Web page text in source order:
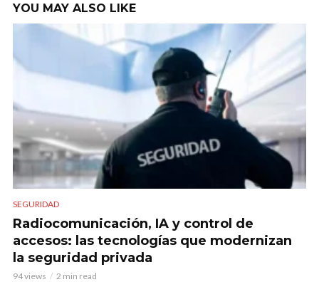
YOU MAY ALSO LIKE
SEGURIDAD
Radiocomunicación, IA y control de
accesos: las tecnologías que modernizan
la seguridad privada
94 views 2 min read